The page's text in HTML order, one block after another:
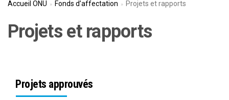
Accueil ONU Fonds d’affectation Projets et rapports
Projets et rapports
Projets approuvés